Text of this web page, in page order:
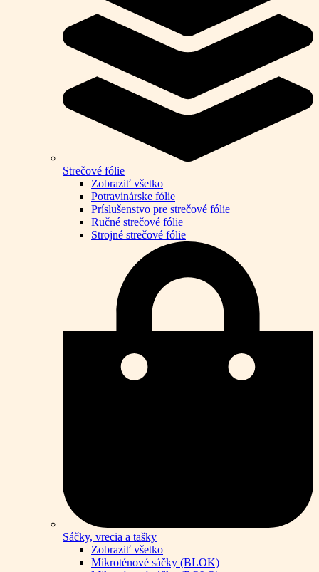
Strečové fólie
Zobraziť všetko
Potravinárske fólie
Príslušenstvo pre strečové fólie
Ručné strečové fólie
Strojné strečové fólie
Sáčky, vrecia a tašky
Zobraziť všetko
Mikroténové sáčky (BLOK)